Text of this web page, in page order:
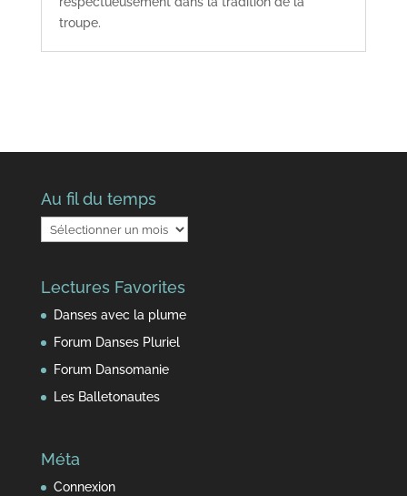
troupe.
Au fil du temps
Au
fil
temps
Lectures Favorites
Danses avec la plume
Forum Danses Pluriel
Forum Dansomanie
Les Balletonautes
Méta
Connexion